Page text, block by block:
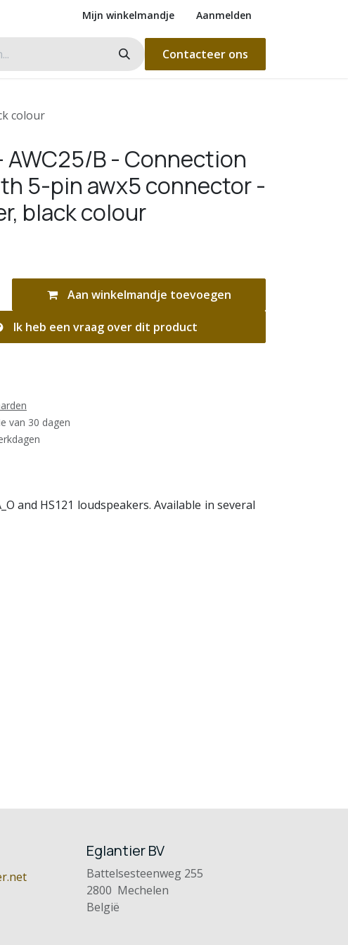
Mijn winkelmandje Aanmelden
Contacteer ons
colour
AWC25/B - Connection
5-pin awx5 connector -
black colour
Aan winkelmandje toevoegen
Ik heb een vraag over dit product
van 30 dagen
and HS121 loudspeakers. Available in several
Eglantier BV
Battelsesteenweg 255
2800 Mechelen
België